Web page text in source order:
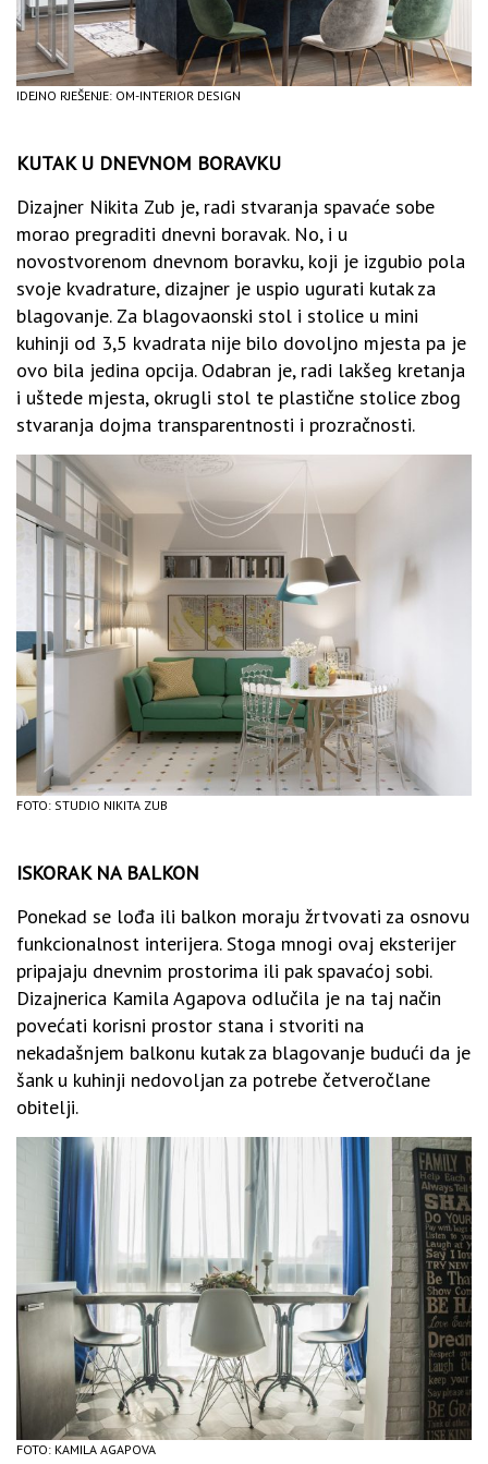
IDEJNO RJEŠENJE: OM-INTERIOR DESIGN
KUTAK U DNEVNOM BORAVKU
Dizajner Nikita Zub je, radi stvaranja spavaće sobe
morao pregraditi dnevni boravak. No, i u
novostvorenom dnevnom boravku, koji je izgubio pola
svoje kvadrature, dizajner je uspio ugurati kutak za
blagovanje. Za blagovaonski stol i stolice u mini
kuhinji od 3,5 kvadrata nije bilo dovoljno mjesta pa je
ovo bila jedina opcija. Odabran je, radi lakšeg kretanja
i uštede mjesta, okrugli stol te plastične stolice zbog
stvaranja dojma transparentnosti i prozračnosti.
FOTO: STUDIO NIKITA ZUB
ISKORAK NA BALKON
Ponekad se lođa ili balkon moraju žrtvovati za osnovu
funkcionalnost interijera. Stoga mnogi ovaj eksterijer
pripajaju dnevnim prostorima ili pak spavaćoj sobi.
Dizajnerica Kamila Agapova odlučila je na taj način
povećati korisni prostor stana i stvoriti na
nekadašnjem balkonu kutak za blagovanje budući da je
šank u kuhinji nedovoljan za potrebe četveročlane
obitelji.
FOTO: KAMILA AGAPOVA